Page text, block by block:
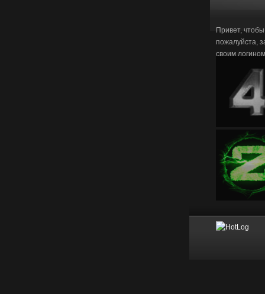
Привет,
пожалуйста,
своим логином